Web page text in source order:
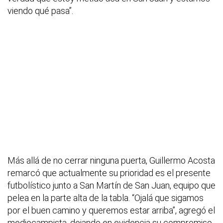
viendo qué pasa”.
Más allá de no cerrar ninguna puerta, Guillermo Acosta
remarcó que actualmente su prioridad es el presente
futbolístico junto a San Martín de San Juan, equipo que
pelea en la parte alta de la tabla. “Ojalá que sigamos
por el buen camino y queremos estar arriba”, agregó el